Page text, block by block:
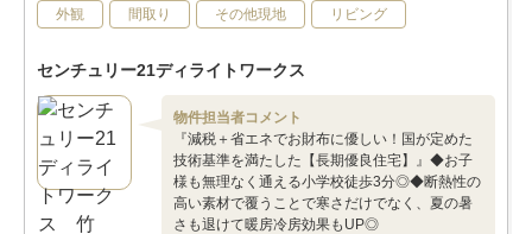
外観 間取り その他現地 リビング
センチュリー21ディライトワークス
物件担当者コメント
『減税＋省エネでお財布に優しい！国が定めた
技術基準を満たした【長期優良住宅】』◆お子
様も無理なく通える小学校徒歩3分◎◆断熱性の
高い素材で覆うことで寒さだけでなく、夏の暑
さも退けて暖房冷房効果もUP◎